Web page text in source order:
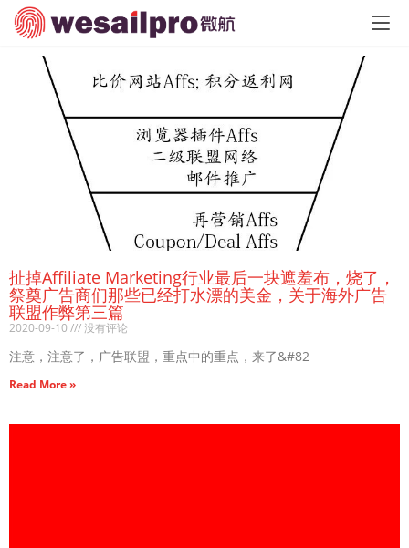
扯掉Affiliate Marketing行业最后一块遮羞布，烧了，
祭奠广告商们那些已经打水漂的美金，关于海外广告
联盟作弊第三篇
2020-09-10 没有评论
注意，注意了，广告联盟，重点中的重点，来了&#82
Read More »